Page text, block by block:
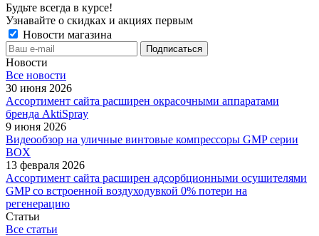
Будьте всегда в курсе!
Узнавайте о скидках и акциях первым
Новости магазина
Новости
Все новости
30 июня 2026
Ассортимент сайта расширен окрасочными аппаратами
бренда AktiSpray
9 июня 2026
Видеообзор на уличные винтовые компрессоры GMP серии
BOX
13 февраля 2026
Ассортимент сайта расширен адсорбционными осушителями
GMP со встроенной воздуходувкой 0% потери на
регенерацию
Статьи
Все статьи